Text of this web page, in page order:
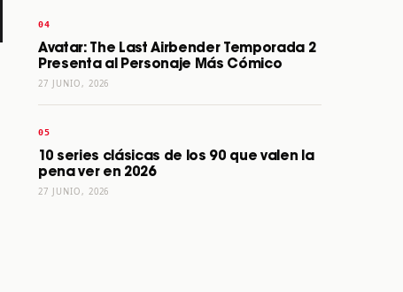
Avatar: The Last Airbender Temporada 2
Presenta al Personaje Más Cómico
27 JUNIO, 2026
10 series clásicas de los 90 que valen la
pena ver en 2026
27 JUNIO, 2026